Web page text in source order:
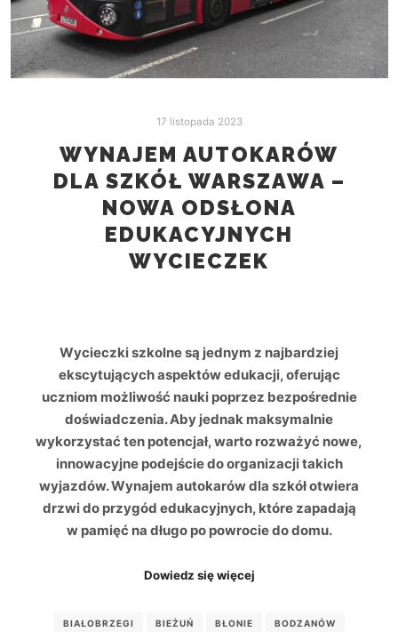
17 listopada 2023
WYNAJEM AUTOKARÓW
DLA SZKÓŁ WARSZAWA –
NOWA ODSŁONA
EDUKACYJNYCH
WYCIECZEK
Wycieczki szkolne są jednym z najbardziej
ekscytujących aspektów edukacji, oferując
uczniom możliwość nauki poprzez bezpośrednie
doświadczenia. Aby jednak maksymalnie
wykorzystać ten potencjał, warto rozważyć nowe,
innowacyjne podejście do organizacji takich
wyjazdów. Wynajem autokarów dla szkół otwiera
drzwi do przygód edukacyjnych, które zapadają
w pamięć na długo po powrocie do domu.
Dowiedz się więcej
BIAŁOBRZEGI BIEŻUŃ BŁONIE BODZANÓW